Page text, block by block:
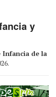
y
Infancia de la